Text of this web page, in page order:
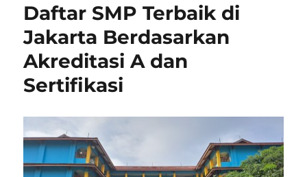
Daftar SMP Terbaik di
Jakarta Berdasarkan
Akreditasi A dan
Sertifikasi